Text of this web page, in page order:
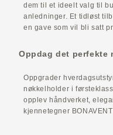
dem til et ideelt valg til
anledninger. Et tidløst
en gave som vil bli satt
Oppdag det
Oppgrader
nøkkelholder i
opplev håndverket,
kjennetegner